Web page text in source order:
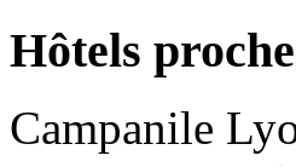
Hôtels
Campanile